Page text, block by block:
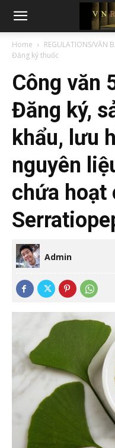
Home REGULATIONS/VĂN
Đăng ký thuốc
Công văn
Đăng ký,
khẩu, lưu
nguyên
chứa hoạt
Admin